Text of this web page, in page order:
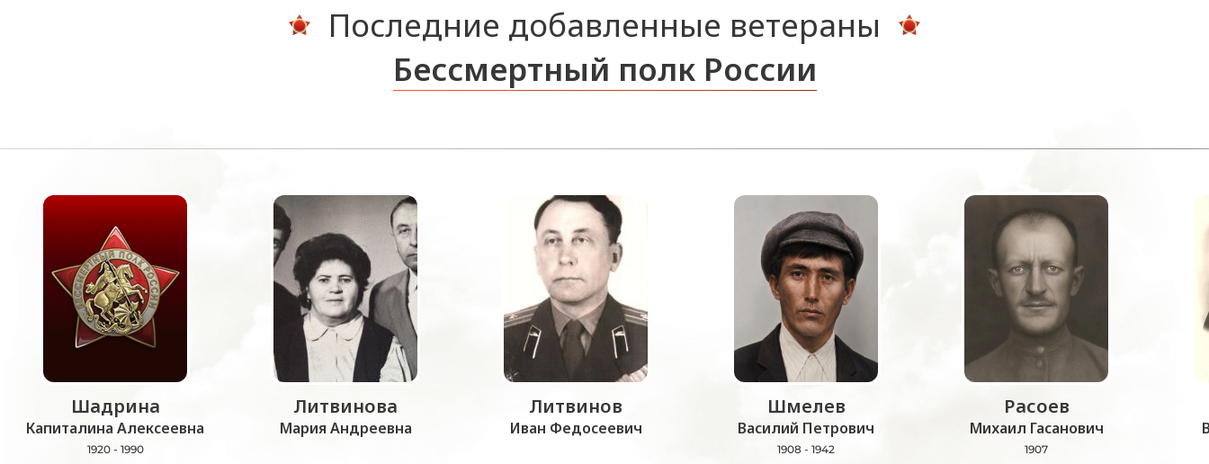
Последние добавленные ветераны
Бессмертный полк России
Шадрина
Капиталина Алексеевна
1920 - 1990
Литвинова
Мария Андреевна
Литвинов
Иван Федосеевич
Шмелев
Василий Петрович
1908 - 1942
Расоев
Михаил Гасанович
1907